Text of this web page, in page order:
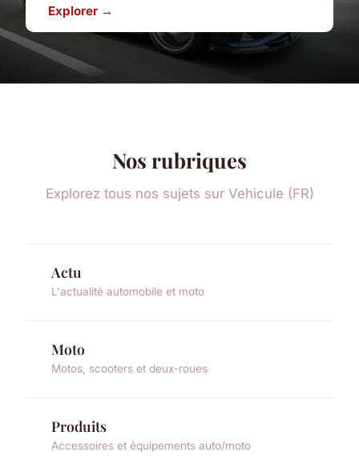
Explorer →
Nos rubriques
Explorez tous nos sujets sur Vehicule (FR)
Actu
L'actualité automobile et moto
Moto
Motos, scooters et deux-roues
Produits
Accessoires et équipements auto/moto